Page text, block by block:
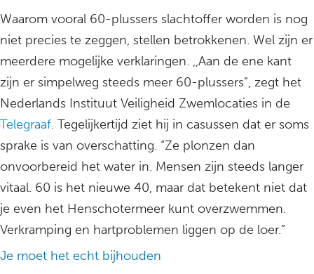
Waarom vooral 60-plussers slachtoffer worden is nog
niet precies te zeggen, stellen betrokkenen. Wel zijn er
meerdere mogelijke verklaringen. ,,Aan de ene kant
zijn er simpelweg steeds meer 60-plussers”, zegt het
Nederlands Instituut Veiligheid Zwemlocaties in de
Telegraaf. Tegelijkertijd ziet hij in casussen dat er soms
sprake is van overschatting. “Ze plonzen dan
onvoorbereid het water in. Mensen zijn steeds langer
vitaal. 60 is het nieuwe 40, maar dat betekent niet dat
je even het Henschotermeer kunt overzwemmen.
Verkramping en hartproblemen liggen op de loer.”
Je moet het echt bijhouden